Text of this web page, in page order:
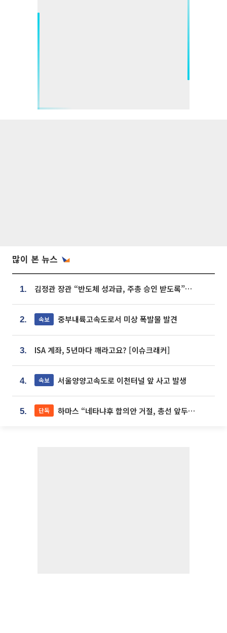
많이 본 뉴스
1. 김정관 장관 “반도체 성과급, 주총 승인 받도록”…상법·자본시장법 개정 시사
2. 속보 중부내륙고속도로서 미상 폭발물 발견
3. ISA 계좌, 5년마다 깨라고요? [이슈크래커]
4. 속보 서울양양고속도로 이천터널 앞 사고 발생
5. 단독 하마스 “네타냐후 합의안 거절, 총선 앞두고 시간 끌기”